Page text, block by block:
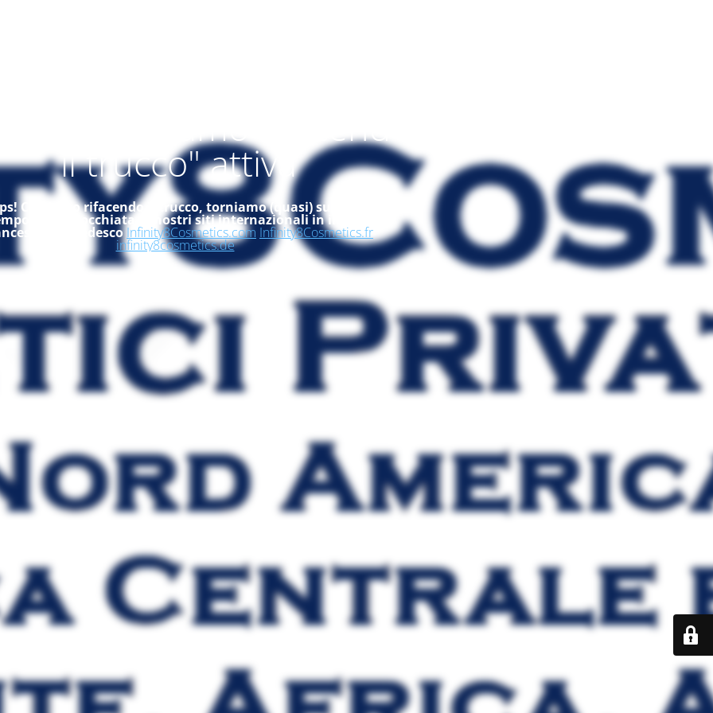
"ci stiamo rifacendo
il trucco" attiva
Ci stiamo rifacendo il trucco, torniamo (quasi) subito, nel
dai un'occhiata ai nostri siti internazionali in inglese, in
ed in tedesco Infinity8Cosmetics.com Infinity8Cosmetics.fr
infinity8cosmetics.de